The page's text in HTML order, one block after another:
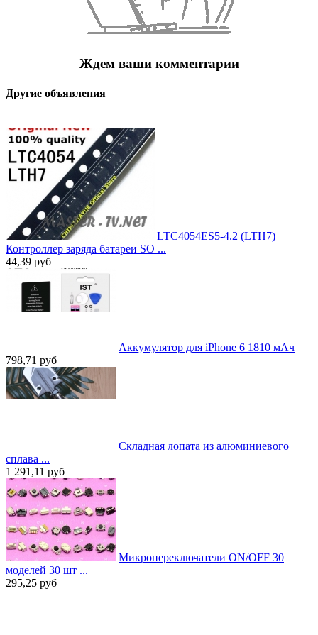
Ждем ваши комментарии
Другие объявления
LTC4054ES5-4.2 (LTH7)
Контроллер заряда батареи SO ...
44,39 руб
Аккумулятор для iPhone 6 1810 мАч
798,71 руб
Складная лопата из алюминиевого
сплава ...
1 291,11 руб
Микропереключатели ON/OFF 30
моделей 30 шт ...
295,25 руб